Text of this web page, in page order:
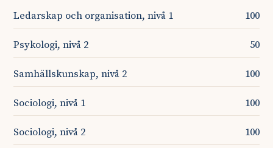
Ledarskap och organisation, nivå 1 100
Psykologi, nivå 2 50
Samhällskunskap, nivå 2 100
Sociologi, nivå 1 100
Sociologi, nivå 2 100